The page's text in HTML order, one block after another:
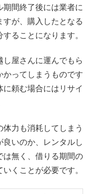
間終了後には業者に
が、購入したとなる
ることになります。
屋さんに運んでもら
かってしまうものです
頼む場合にはリサイ
力も消耗してしまう
良いのか、レンタルし
は無く、借りる期間の
くことが必要です。